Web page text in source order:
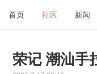
首页 社区 新闻
荣记 潮汕手